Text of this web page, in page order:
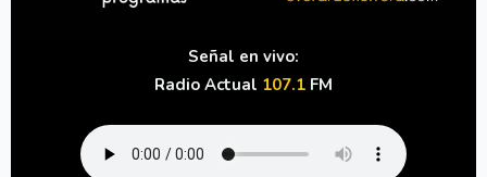
Señal en vivo:
Radio Actual 107.1 FM